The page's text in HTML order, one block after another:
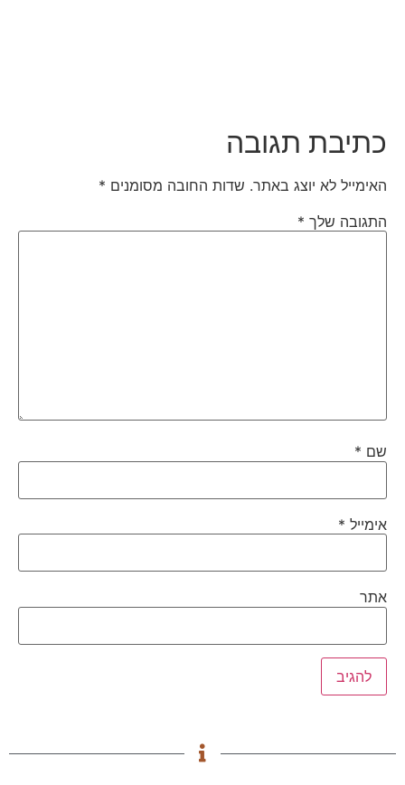
כתיבת תגובה
האימייל לא יוצג באתר. שדות החובה מסומנים*
התגובה שלך*
שם*
אימייל*
אתר